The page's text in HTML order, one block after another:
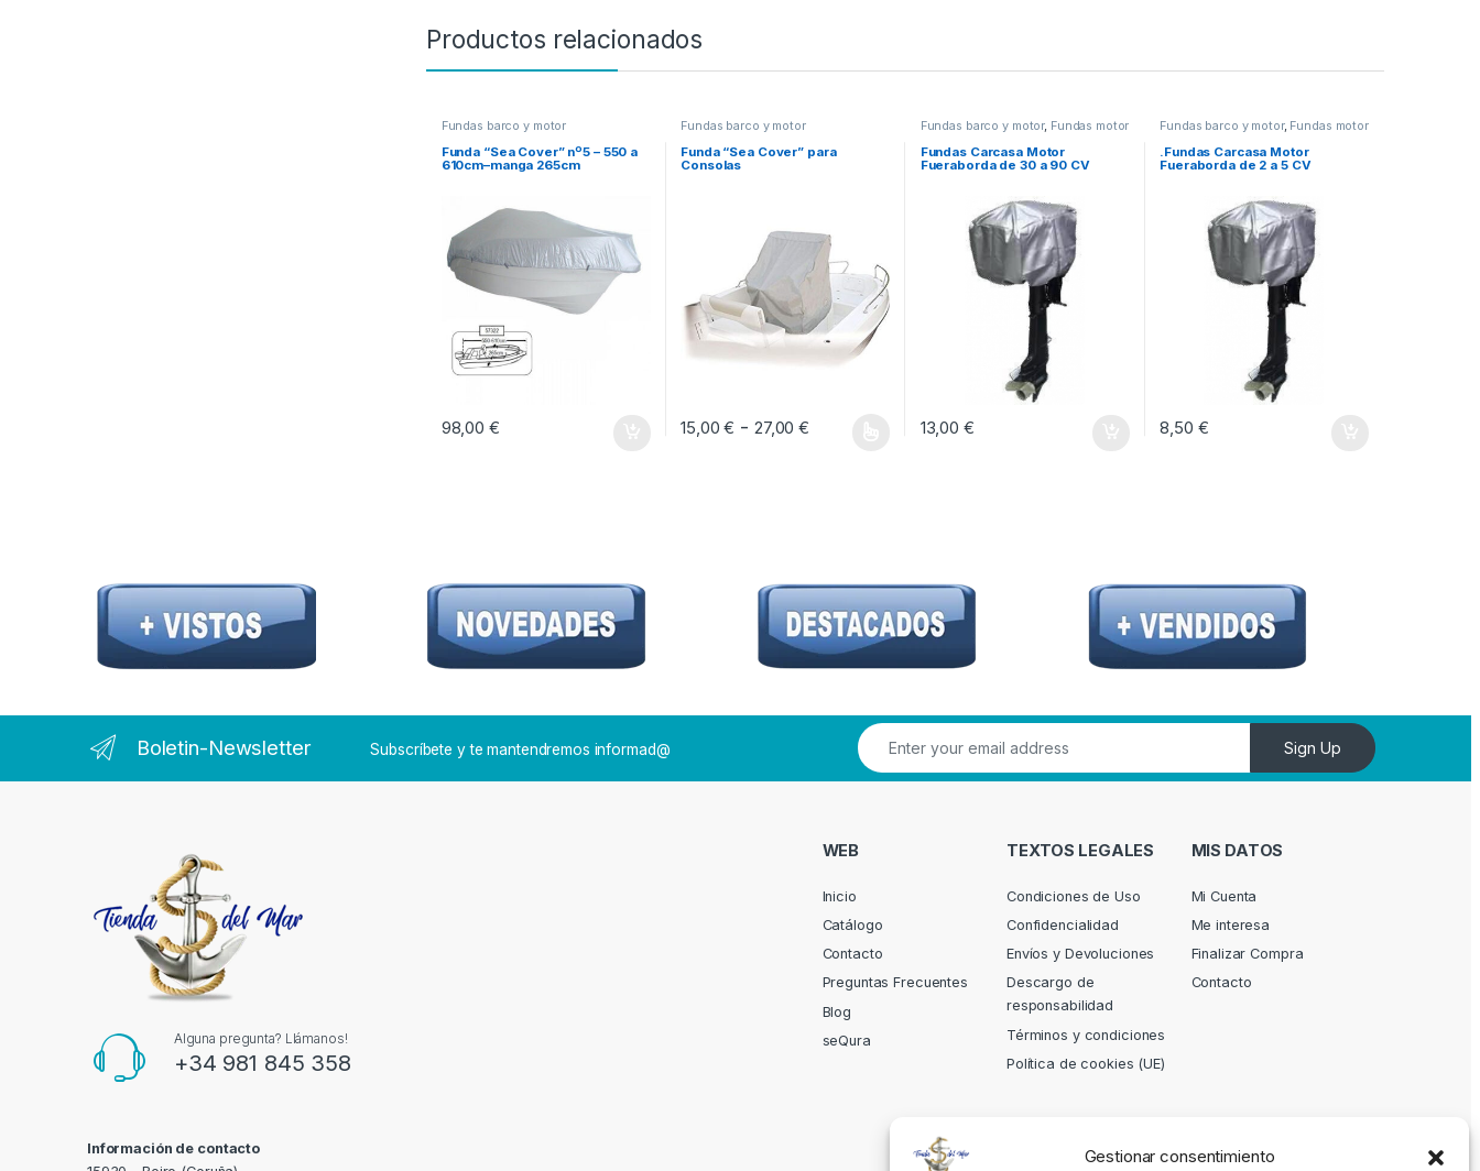
Gestionar consentimiento
Productos relacionados
Fundas barco y motor
Funda “Sea Cover” nº5 – 550 a
610cm–manga 265cm
98,00 €
Fundas barco y motor
Funda “Sea Cover” para
Consolas
15,00€ - 27,00€ Rango de precios: desde 15,00 € hasta 27,00 €
Fundas barco y motor, Fundas motor
Fundas Carcasa Motor
Fueraborda de 30 a 90 CV
13,00 €
Fundas barco y motor, Fundas motor
.Fundas Carcasa Motor
Fueraborda de 2 a 5 CV
8,50 €
Boletin-Newsletter Subscríbete y te mantendremos informad@ Sign Up
Alguna pregunta? Llámanos!
+34 981 845 358
Información de contacto
WEB
Inicio
Catálogo
Contacto
Preguntas Frecuentes
Blog
seQura
TEXTOS LEGALES
Condiciones de Uso
Confidencialidad
Envíos y Devoluciones
Descargo de
responsabilidad
Términos y condiciones
Política de cookies (UE)
MIS DATOS
Mi Cuenta
Me interesa
Finalizar Compra
Contacto